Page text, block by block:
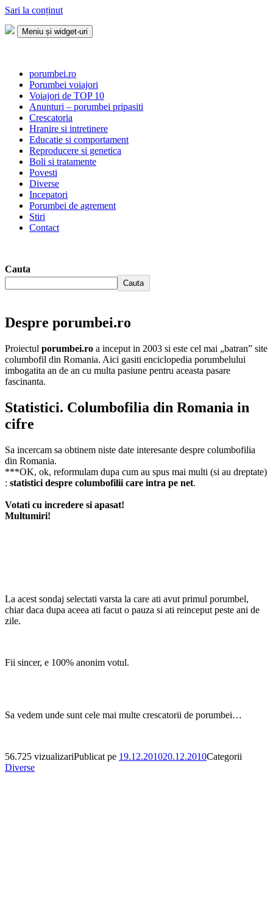
Sari la conținut
Meniu și widget-uri
porumbei.ro
Porumbei voiajori
Voiajori de TOP 10
Anunturi – porumbei pripasiti
Crescatoria
Hranire si intretinere
Educatie si comportament
Reproducere si genetica
Boli si tratamente
Povesti
Diverse
Incepatori
Porumbei de agrement
Stiri
Contact
Cauta
Cauta
Despre porumbei.ro
Proiectul porumbei.ro a inceput in 2003 si este cel mai „batran” site
columbofil din Romania. Aici gasiti enciclopedia porumbelului
imbogatita an de an cu multa pasiune pentru aceasta pasare
fascinanta.
Statistici. Columbofilia din Romania in
cifre
Sa incercam sa obtinem niste date interesante despre columbofilia
din Romania.
***OK, ok, reformulam dupa cum au spus mai multi (si au dreptate)
: statistici despre columbofilii care intra pe net.
Votati cu incredere si apasat!
Multumiri!
La acest sondaj selectati varsta la care ati avut primul porumbel,
chiar daca dupa aceea ati facut o pauza si ati reinceput peste ani de
zile.
Fii sincer, e 100% anonim votul.
Sa vedem unde sunt cele mai multe crescatorii de porumbei…
56.725 vizualizariPublicat pe 19.12.201020.12.2010Categorii
Diverse